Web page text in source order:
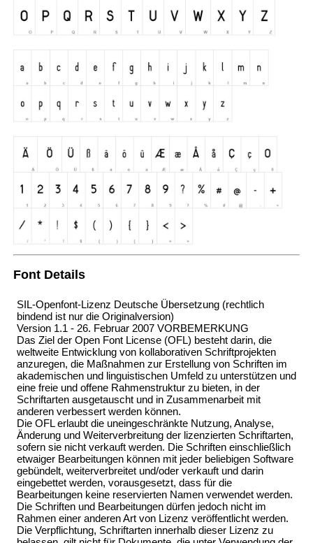
Font Details
SIL-Openfont-Lizenz Deutsche Übersetzung (rechtlich
bindend ist nur die Originalversion)
Version 1.1 - 26. Februar 2007 VORBEMERKUNG
Das Ziel der Open Font License (OFL) besteht darin, die
weltweite Entwicklung von kollaborativen Schriftprojekten
anzuregen, die Maßnahmen zur Erstellung von Schriften im
akademischen und linguistischen Umfeld zu unterstützen und
eine freie und offene Rahmenstruktur zu bieten, in der
Schriftarten ausgetauscht und in Zusammenarbeit mit
anderen verbessert werden können.
Die OFL erlaubt die uneingeschränkte Nutzung, Analyse,
Änderung und Weiterverbreitung der lizenzierten Schriftarten,
sofern sie nicht verkauft werden. Die Schriften einschließlich
etwaiger Bearbeitungen können mit jeder beliebigen Software
gebündelt, weiterverbreitet und/oder verkauft und darin
eingebettet werden, vorausgesetzt, dass für die
Bearbeitungen keine reservierten Namen verwendet werden.
Die Schriften und Bearbeitungen dürfen jedoch nicht im
Rahmen einer anderen Art von Lizenz veröffentlicht werden.
Die Verpflichtung, Schriftarten innerhalb dieser Lizenz zu